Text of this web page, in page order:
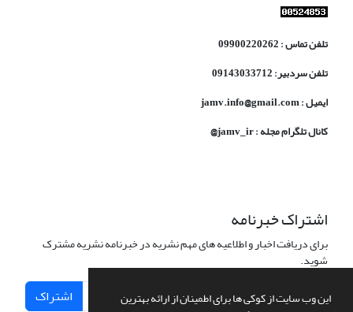
این وب سایت از کوکی ها برای اطمینان از ارائه بهترین
تلفن تماس : 09900220262
تلفن سردبیر: 09143033712
ایمیل : jamv.info@gmail.com
کانال تلگرام مجله : jamv_ir@
اشتراک خبرنامه
برای دریافت اخبار و اطلاعیه های مهم نشریه در خبرنامه نشریه مشترک
شوید.
اشتراک